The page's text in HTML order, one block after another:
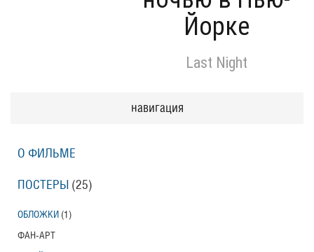
Йорке
Last Night
навигация
О ФИЛЬМЕ
ПОСТЕРЫ (25)
ОБЛОЖКИ (1)
ФАН-АРТ